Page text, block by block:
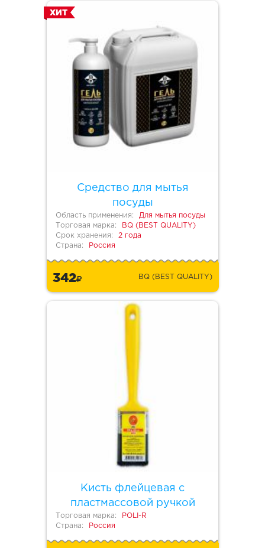
Средство для мытья
посуды
ХИТ
Область применения:
Для мытья посуды
Торговая марка:
BQ (BEST QUALITY)
Срок хранения:
2 года
Страна:
Россия
342 BQ (BEST QUALITY)
Кисть флейцевая с
пластмассовой ручкой
Торговая марка:
POLI-R
Страна:
Россия